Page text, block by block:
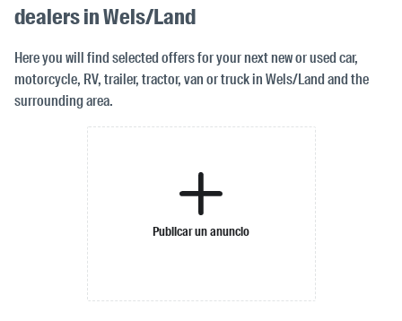
dealers in Wels/Land
Here you will find selected offers for your next new or used car,
motorcycle, RV, trailer, tractor, van or truck in Wels/Land and the
surrounding area.
Publicar un anuncio